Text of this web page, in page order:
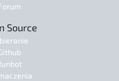
Source